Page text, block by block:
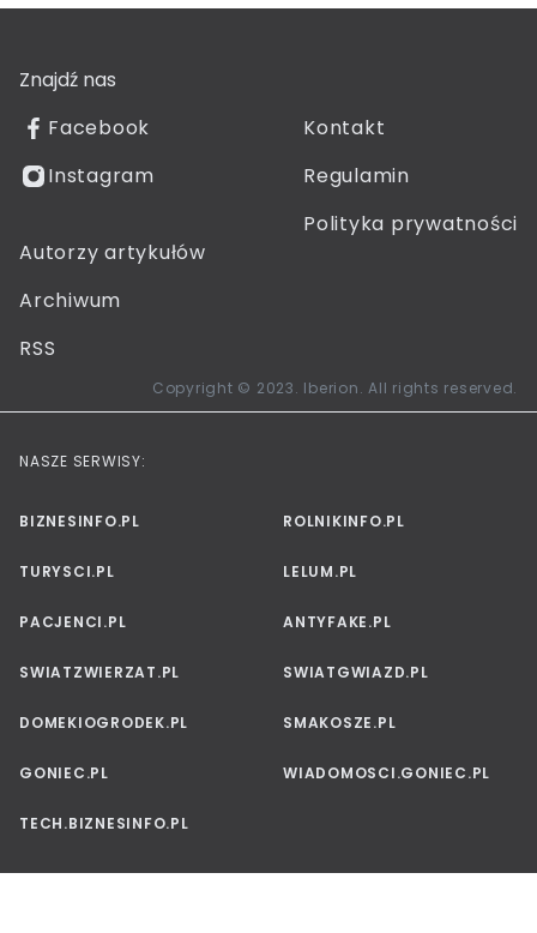
Znajdź nas
Facebook
Instagram
Kontakt
Regulamin
Polityka prywatności
Autorzy artykułów
Archiwum
RSS
Copyright © 2023. Iberion. All rights reserved.
NASZE SERWISY:
BIZNESINFO.PL ROLNIKINFO.PL
TURYSCI.PL LELUM.PL
PACJENCI.PL ANTYFAKE.PL
SWIATZWIERZAT.PL SWIATGWIAZD.PL
DOMEKIOGRODEK.PL SMAKOSZE.PL
GONIEC.PL WIADOMOSCI.GONIEC.PL
TECH.BIZNESINFO.PL